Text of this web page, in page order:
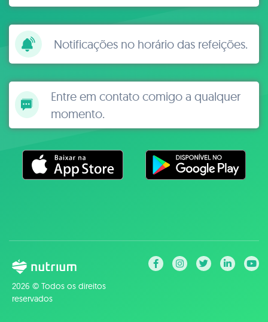
Notificações no horário das refeições.
Entre em contato comigo a qualquer
momento.
2026 © Todos os direitos
reservados